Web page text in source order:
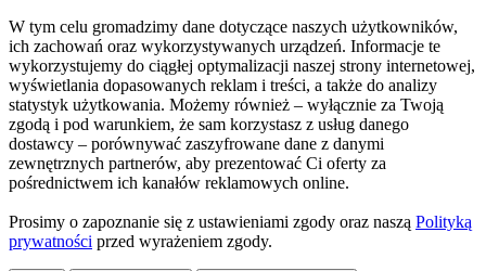
W tym celu gromadzimy dane dotyczące naszych użytkowników,
ich zachowań oraz wykorzystywanych urządzeń. Informacje te
wykorzystujemy do ciągłej optymalizacji naszej strony internetowej,
wyświetlania dopasowanych reklam i treści, a także do analizy
statystyk użytkowania. Możemy również – wyłącznie za Twoją
zgodą i pod warunkiem, że sam korzystasz z usług danego
dostawcy – porównywać zaszyfrowane dane z danymi
zewnętrznych partnerów, aby prezentować Ci oferty za
pośrednictwem ich kanałów reklamowych online.
Prosimy o zapoznanie się z ustawieniami zgody oraz naszą Polityką
prywatności przed wyrażeniem zgody.